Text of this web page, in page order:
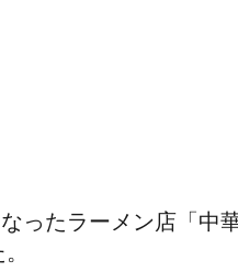
ったラーメン店「中
。